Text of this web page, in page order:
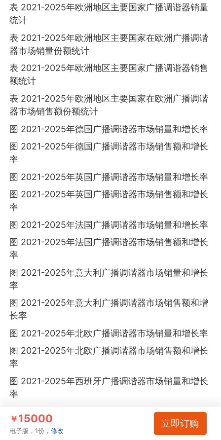
表 2021-2025年欧洲地区主要国家广播调谐器销量
统计
表 2021-2025年欧洲地区主要国家在欧洲广播调谐
器市场销量份额统计
表 2021-2025年欧洲地区主要国家广播调谐器销售
额统计
表 2021-2025年欧洲地区主要国家在欧洲广播调谐
器市场销售额份额统计
图 2021-2025年德国广播调谐器市场销量和增长率
图 2021-2025年德国广播调谐器市场销售额和增长
率
图 2021-2025年英国广播调谐器市场销量和增长率
图 2021-2025年英国广播调谐器市场销售额和增长
率
图 2021-2025年法国广播调谐器市场销量和增长率
图 2021-2025年法国广播调谐器市场销售额和增长
率
图 2021-2025年意大利广播调谐器市场销量和增长
率
图 2021-2025年意大利广播调谐器市场销售额和增
长率
图 2021-2025年北欧广播调谐器市场销量和增长率
图 2021-2025年北欧广播调谐器市场销售额和增长
率
图 2021-2025年西班牙广播调谐器市场销量和增长
率
图 2021-2025年西班牙广播调谐器市场销售额和增
长率
￥15000
电子版，1份，修改
立即订购